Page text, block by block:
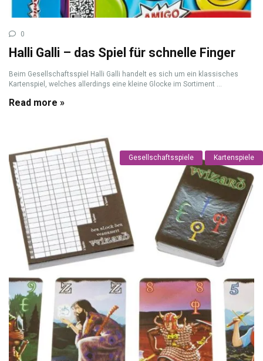
0
Halli Galli – das Spiel für schnelle Finger
Beim Gesellschaftsspiel Halli Galli handelt es sich um ein klassisches
Kartenspiel, welches allerdings eine kleine Glocke im Sortiment ...
Read more »
Gesellschaftsspiele Kartenspiele